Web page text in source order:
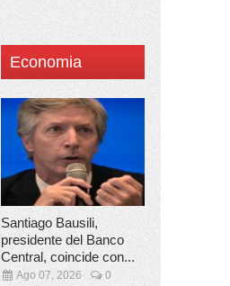
Economia
Santiago Bausili,
presidente del Banco
Central, coincide con...
Ago 07, 2026 0